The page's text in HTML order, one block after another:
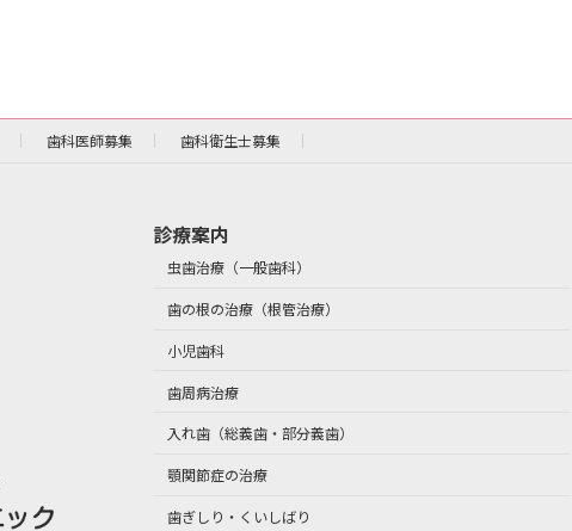
歯科医師募集 歯科衛生士募集
診療案内
虫歯治療（一般歯科）
歯の根の治療（根管治療）
小児歯科
歯周病治療
入れ歯（総義歯・部分義歯）
顎関節症の治療
歯ぎしり・くいしばり